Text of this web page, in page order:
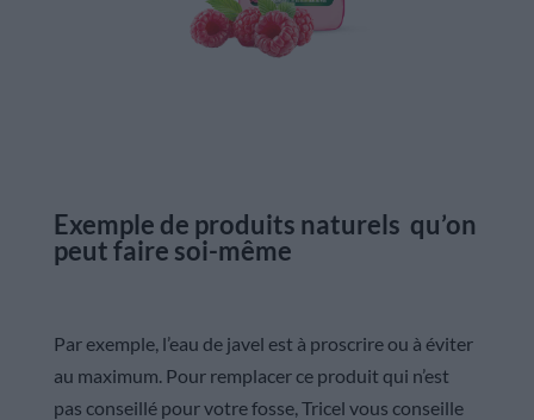
Exemple de produits naturels qu’on
peut faire soi-même
Par exemple, l’eau de javel est à proscrire ou à éviter
au maximum. Pour remplacer ce produit qui n’est
pas conseillé pour votre fosse, Tricel vous conseille